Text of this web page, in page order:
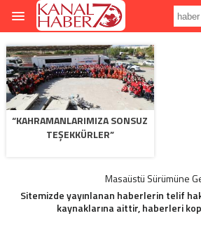
“KAHRAMANLARIMIZA SONSUZ
TEŞEKKÜRLER”
Masaüstü Sürümüne
Sitemizde yayınlanan haberlerin telif
kaynaklarına aittir, haberleri